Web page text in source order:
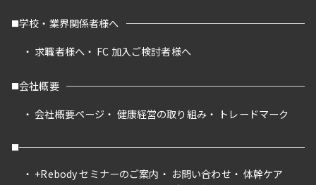
学校・業界関係者様へ
求職者様へ
FC 加入ご検討者様へ
会社概要
会社概要ページ
健康経営の取り組み トレードマーク
+Rebody セミナーのご案内 お問い合わせ
体幹ケア